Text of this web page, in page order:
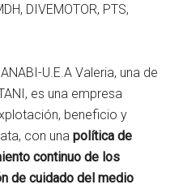
DIVEMOTOR, PTS,
U.E.A Valeria, una de
es una empresa
beneficio y
con unapolítica de
continuo de los
de cuidado del medio